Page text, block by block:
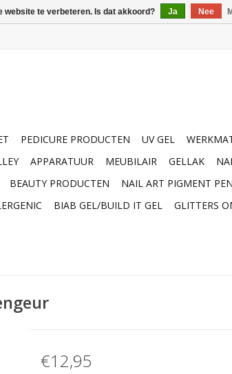
PEDICURE PRODUCTEN UV GEL
APPARATUUR MEUBILAIR GELLAK
BEAUTY PRODUCTEN NAIL ART PIGMENT
BIAB GEL/BUILD IT GEL GLITTERS
€12,95
website te verbeteren. Is dat akkoord? Ja Nee